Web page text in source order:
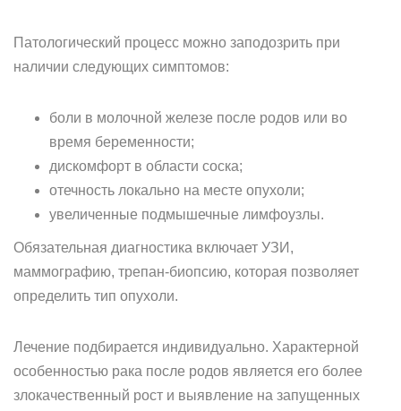
Патологический процесс можно заподозрить при
наличии следующих симптомов:
боли в молочной железе после родов или во
время беременности;
дискомфорт в области соска;
отечность локально на месте опухоли;
увеличенные подмышечные лимфоузлы.
Обязательная диагностика включает УЗИ,
маммографию, трепан-биопсию, которая позволяет
определить тип опухоли.
Лечение подбирается индивидуально. Характерной
особенностью рака после родов является его более
злокачественный рост и выявление на запущенных